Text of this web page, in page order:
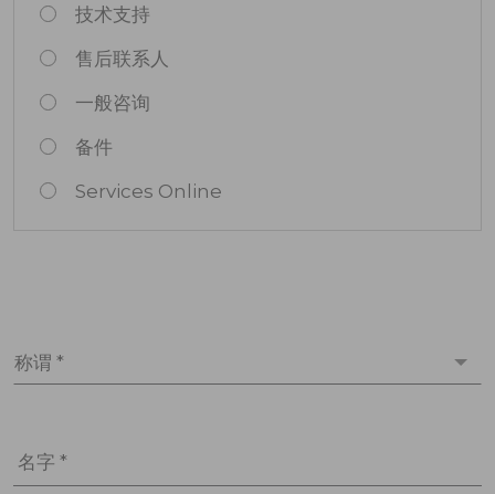
技术支持
售后联系人
一般咨询
备件
Services Online
称谓 *
名字 *